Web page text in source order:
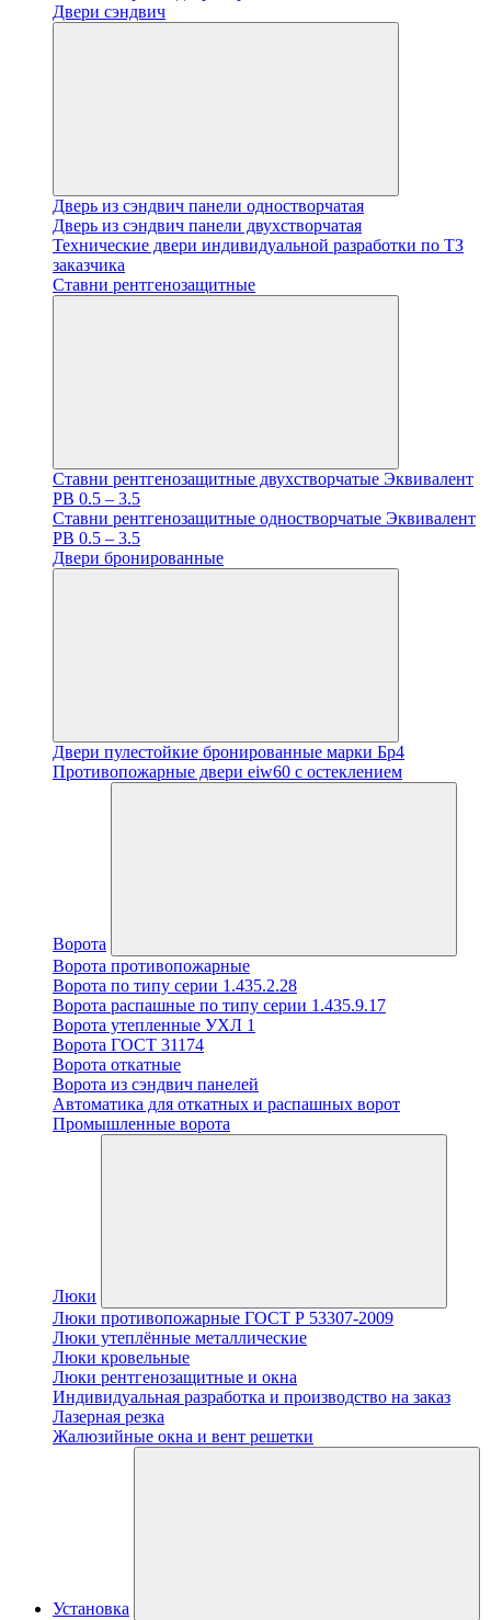
Двери сэндвич
Дверь из сэндвич панели одностворчатая
Дверь из сэндвич панели двухстворчатая
Технические двери индивидуальной разработки по ТЗ
заказчика
Ставни рентгенозащитные
Ставни рентгенозащитные двухстворчатые Эквивалент
PB 0.5 – 3.5
Ставни рентгенозащитные одностворчатые Эквивалент
PB 0.5 – 3.5
Двери бронированные
Двери пулестойкие бронированные марки Бр4
Противопожарные двери eiw60 с остеклением
Ворота
Ворота противопожарные
Ворота по типу серии 1.435.2.28
Ворота распашные по типу серии 1.435.9.17
Ворота утепленные УХЛ 1
Ворота ГОСТ 31174
Ворота откатные
Ворота из сэндвич панелей
Автоматика для откатных и распашных ворот
Промышленные ворота
Люки
Люки противопожарные ГОСТ Р 53307-2009
Люки утеплённые металлические
Люки кровельные
Люки рентгенозащитные и окна
Индивидуальная разработка и производство на заказ
Лазерная резка
Жалюзийные окна и вент решетки
Установка